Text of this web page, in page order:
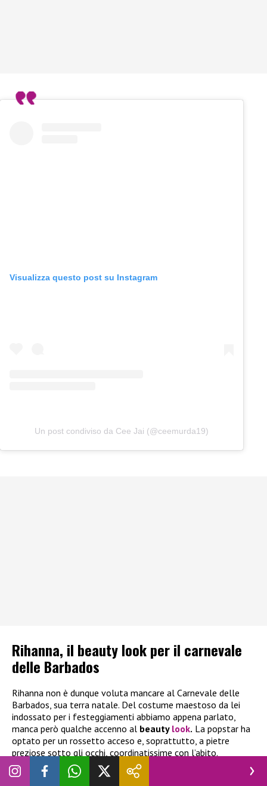
Visualizza questo post su Instagram
Un post condiviso da Cee Jai (@ceemurda19)
Rihanna, il beauty look per il carnevale
delle Barbados
Rihanna non è dunque voluta mancare al Carnevale delle
Barbados, sua terra natale. Del costume maestoso da lei
indossato per i festeggiamenti abbiamo appena parlato,
manca però qualche accenno al beauty look. La popstar ha
optato per un rossetto acceso e, soprattutto, a pietre
preziose sotto gli occhi, coordinatissime con l’abito.